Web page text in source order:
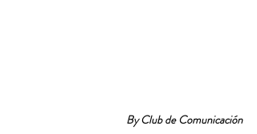
By Club de Comunicación